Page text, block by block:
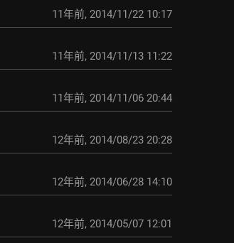
11年前, 2014/11/22 10:17
11年前, 2014/11/13 11:22
11年前, 2014/11/06 20:44
12年前, 2014/08/23 20:28
12年前, 2014/06/28 14:10
12年前, 2014/05/07 12:01